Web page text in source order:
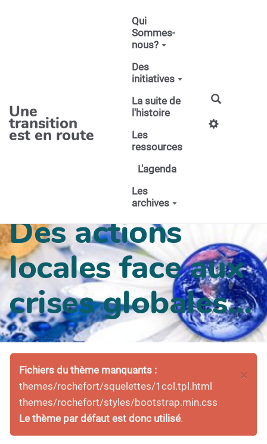
Une
transition
est en route
Qui
Sommes-
nous?
Des
initiatives
La suite de
l'histoire
Les
ressources
L'agenda
Les
archives
Des actions
locales face aux
crises globales...
×
Fichiers du thème manquants :
themes/rochefort/squelettes/1col.tpl.html
themes/rochefort/styles/bootstrap.min.css
Le thème par défaut est donc utilisé.